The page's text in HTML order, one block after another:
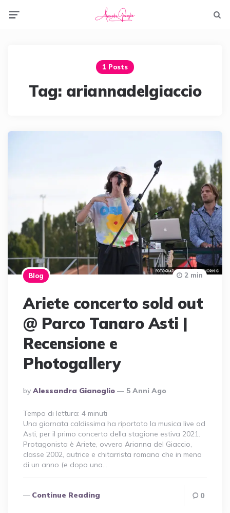
1 Posts
Tag: ariannadelgiaccio
Blog
Ariete concerto sold out
@ Parco Tanaro Asti |
Recensione e
Photogallery
Posted
By
By Alessandra Gianoglio 5 Anni Ago
2 min
Tempo di lettura: 4 minuti
Una giornata caldissima ha riportato la musica live ad
Asti, per il primo concerto della stagione estiva 2021.
Protagonista è Ariete, ovvero Arianna del Giaccio,
classe 2002, autrice e chitarrista romana che in meno
di un anno (e dopo una…
Continue Reading 0